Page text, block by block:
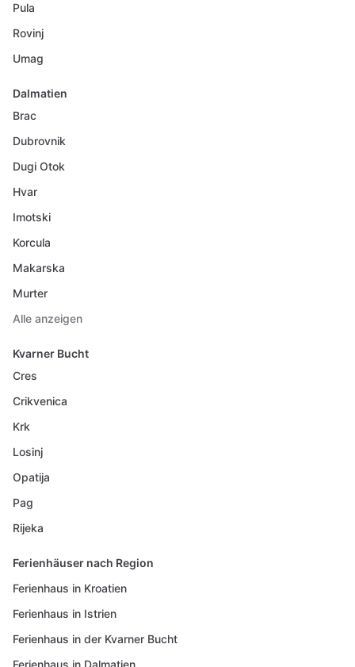
Pula
Rovinj
Umag
Dalmatien
Brac
Dubrovnik
Dugi Otok
Hvar
Imotski
Korcula
Makarska
Murter
Alle anzeigen
Kvarner Bucht
Cres
Crikvenica
Krk
Losinj
Opatija
Pag
Rijeka
Ferienhäuser nach Region
Ferienhaus in Kroatien
Ferienhaus in Istrien
Ferienhaus in der Kvarner Bucht
Ferienhaus in Dalmatien